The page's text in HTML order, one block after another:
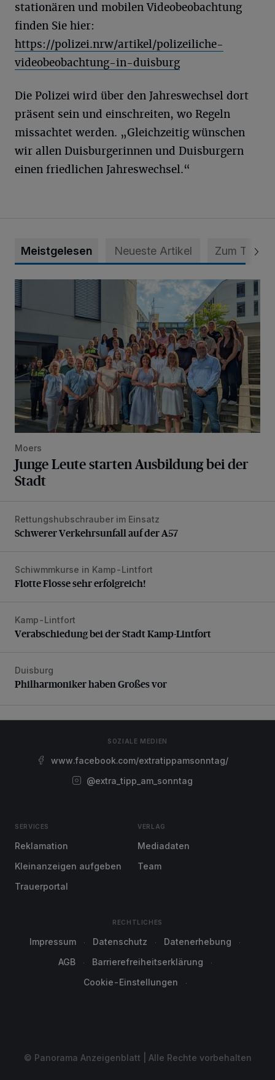
stationären und mobilen Videobeobachtung
finden Sie hier:
https://polizei.nrw/artikel/polizeiliche-
videobeobachtung-in-duisburg
Die Polizei wird über den Jahreswechsel dort
präsent sein und einschreiten, wo Regeln
missachtet werden. „Gleichzeitig wünschen
wir allen Duisburgerinnen und Duisburgern
einen friedlichen Jahreswechsel.“
Meistgelesen Neueste Artikel Zum Thema
Junge Leute starten Ausbildung bei der Stadt
Moers
Junge Leute starten Ausbildung bei der
Stadt
Schwerer Verkehrsunfall auf der A57
Rettungshubschrauber im Einsatz
Schwerer Verkehrsunfall auf der A57
Flotte Flosse sehr erfolgreich!
Schiwmmkurse in Kamp-Lintfort
Flotte Flosse sehr erfolgreich!
Verabschiedung bei der Stadt Kamp-Lintfort
Kamp-Lintfort
Verabschiedung bei der Stadt Kamp-Lintfort
Philharmoniker haben Großes vor
Duisburg
Philharmoniker haben Großes vor
SOZIALE MEDIEN
www.facebook.com/extratippamsonntag/
@extra_tipp_am_sonntag
SERVICES
Reklamation
Kleinanzeigen aufgeben
Trauerportal
VERLAG
Mediadaten
Team
RECHTLICHES
Impressum Datenschutz
Datenerhebung
AGB
Barrierefreiheitserklärung
Cookie-Einstellungen
© Panorama Anzeigenblatt | Alle Rechte vorbehalten